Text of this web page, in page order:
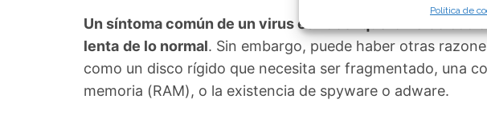
Garantizar la seguridad,
fallos, Ofrecer y presentar
comunicar las preferencias
Política de
Un síntoma común de un virus es hacer que la velocidad
lenta de lo normal. Sin embargo, puede haber otras
como un disco rígido que necesita ser fragmentado, una
memoria (RAM), o la existencia de spyware o adware.